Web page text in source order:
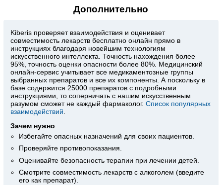
Дополнительно
Kiberis проверяет взаимодействия и оценивает
совместимость лекарств бесплатно онлайн прямо в
инструкциях благодаря новейшим технологиям
искусственного интеллекта. Точность нахождения более
95%, точность оценки опасности более 80%. Медицинский
онлайн-сервис учитывает все медикаментозные группы
выбранных препаратов и все их компоненты. А поскольку в
базе содержится 25000 препаратов с подробными
инструкциями, то соперничать с нашим искусственным
разумом сможет не каждый фармаколог.Список популярных
взаимодействий.
Зачем нужно
Избегайте опасных назначений для своих пациентов.
Проверяйте противопоказания.
Оценивайте безопасность терапии при лечении детей.
Смотрите совместимость лекарств с алкоголем (введите
его как препарат).